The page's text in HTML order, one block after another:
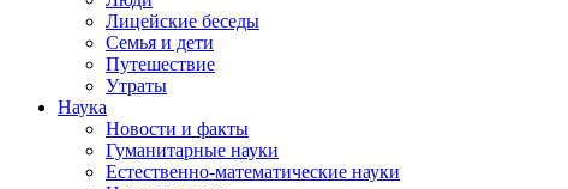
Лицейские беседы
Семья и дети
Путешествие
Утраты
Наука
Новости и факты
Гуманитарные науки
Естественно-математические науки